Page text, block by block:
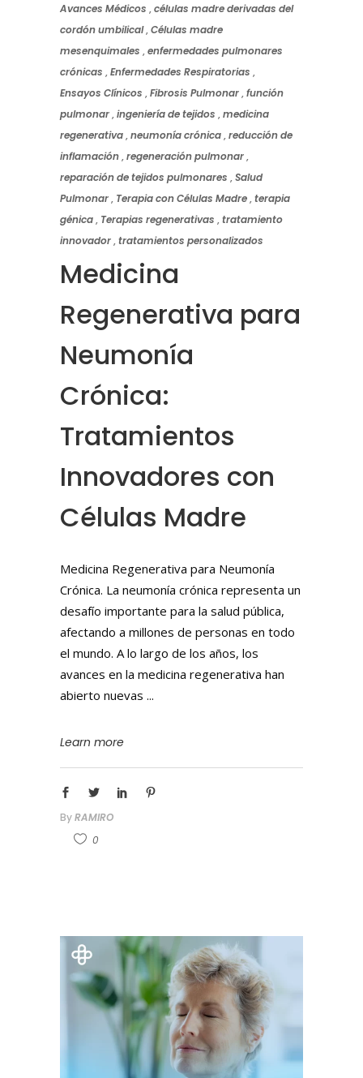
Avances Médicos ,células madre derivadas del
cordón umbilical,Células madre
mesenquimales ,enfermedades pulmonares
crónicas ,Enfermedades Respiratorias ,
Ensayos Clínicos ,Fibrosis Pulmonar,función
pulmonar,ingeniería de tejidos ,medicina
regenerativa,neumonía crónica,reducción de
inflamación,regeneración pulmonar,
reparación de tejidos pulmonares ,Salud
Pulmonar, Terapia con Células Madre,terapia
génica, Terapias regenerativas ,tratamiento
innovador,tratamientos personalizados
Medicina
Regenerativa para
Neumonía
Crónica:
Tratamientos
Innovadores con
Células Madre
Medicina Regenerativa para Neumonía
Crónica. La neumonía crónica representa un
desafío importante para la salud pública,
afectando a millones de personas en todo
el mundo. A lo largo de los años, los
avances en la medicina regenerativa han
abierto nuevas
Learn more
ByRAMIRO
0